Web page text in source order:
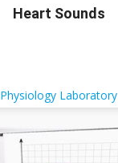
Heart Sounds
Physiology Laboratory